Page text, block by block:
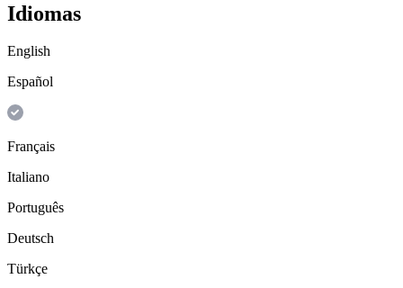
Idiomas
English
Español
Français
Italiano
Português
Deutsch
Türkçe